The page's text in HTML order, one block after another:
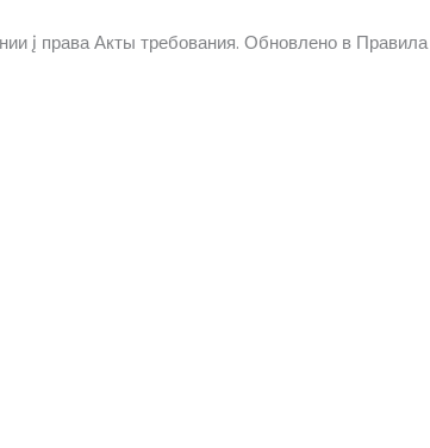
į праваАкты требования. Обновлено в Правила